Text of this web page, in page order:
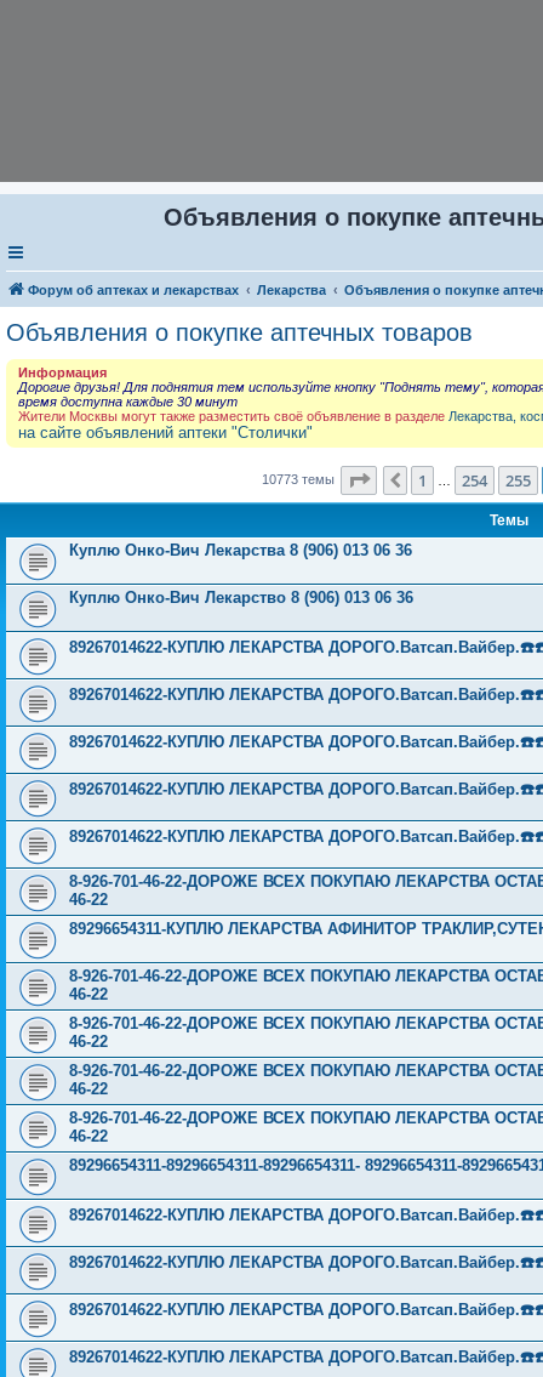
Объявления о покупке
Форум об аптеках и лекарствах Лекарства Объявления о покупке
Объявления о покупке аптечных товаров
Информация
Дорогие друзья! Для поднятия тем используйте кнопку "Поднять тему",
время доступна каждые 30 минут
Жители Москвы могут также разместить своё объявление в разделе Лекарства,
на сайте объявлений аптеки "Столички"
10773 темы Страница 256из 431
Пред.
1 254 255
Темы
Куплю Онко-Вич Лекарства 8 (906) 013 06 36
Куплю Онко-Вич Лекарство 8 (906) 013 06 36
89267014622-КУПЛЮ ЛЕКАРСТВА
89267014622-КУПЛЮ ЛЕКАРСТВА
89267014622-КУПЛЮ ЛЕКАРСТВА
89267014622-КУПЛЮ ЛЕКАРСТВА
89267014622-КУПЛЮ ЛЕКАРСТВА
8-926-701-46-22-ДОРОЖЕ ВСЕХ ПОКУПАЮ ЛЕКАРСТВА
46-22
89296654311-КУПЛЮ ЛЕКАРСТВА АФИНИТОР
8-926-701-46-22-ДОРОЖЕ ВСЕХ ПОКУПАЮ ЛЕКАРСТВА
46-22
8-926-701-46-22-ДОРОЖЕ ВСЕХ ПОКУПАЮ ЛЕКАРСТВА
46-22
8-926-701-46-22-ДОРОЖЕ ВСЕХ ПОКУПАЮ ЛЕКАРСТВА
46-22
8-926-701-46-22-ДОРОЖЕ ВСЕХ ПОКУПАЮ ЛЕКАРСТВА
46-22
89296654311-89296654311-89296654311- 89296654311-
89267014622-КУПЛЮ ЛЕКАРСТВА
89267014622-КУПЛЮ ЛЕКАРСТВА
89267014622-КУПЛЮ ЛЕКАРСТВА
89267014622-КУПЛЮ ЛЕКАРСТВА